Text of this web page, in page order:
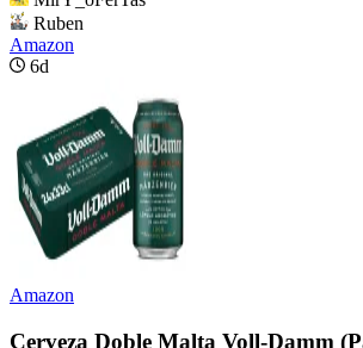
Ruben
Amazon
6d
Amazon
Cerveza Doble Malta Voll-Damm